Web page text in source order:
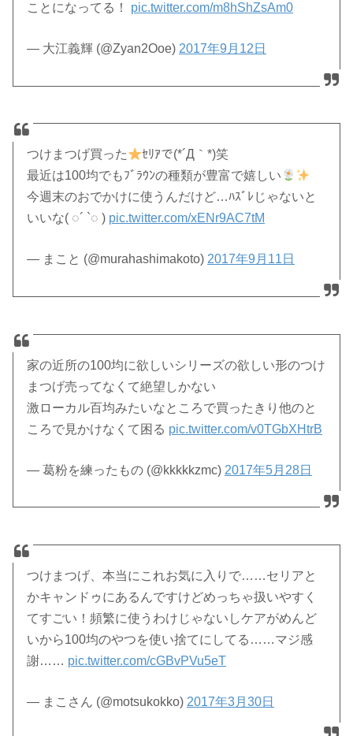
ことになってる！ pic.twitter.com/m8hShZsAm0
— 大江義輝 (@Zyan2Ooe) 2017年9月12日
つけまつげ買った
ｾﾘｱで(*´Д｀*)笑
最近は100均でもﾌﾞﾗｳﾝの種類が豊富で嬉しい
今週末のおでかけに使うんだけど…ﾊｽﾞﾚじゃないと
いいな( ◌´ `◌ ) pic.twitter.com/xENr9AC7tM
— まこと (@murahashimakoto)2017年9月11日
家の近所の100均に欲しいシリーズの欲しい形のつけ
まつげ売ってなくて絶望しかない
激ローカル百均みたいなところで買ったきり他のと
ころで見かけなくて困る pic.twitter.com/v0TGbXHtrB
— 葛粉を練ったもの (@kkkkkzmc) 2017年5月28日
つけまつげ、本当にこれお気に入りで……セリアと
かキャンドゥにあるんですけどめっちゃ扱いやすく
てすごい！頻繁に使うわけじゃないしケアがめんど
いから100均のやつを使い捨てにしてる……マジ感
謝…… pic.twitter.com/cGBvPVu5eT
— まこさん (@motsukokko) 2017年3月30日